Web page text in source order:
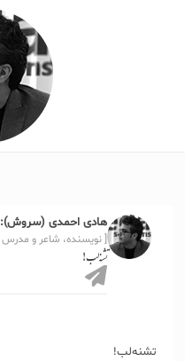
هادی احمدی (سروش):
[ نویسنده، شاعر و مدرس ITIL ]
تشنه‌لب!
تشنه‌لب!